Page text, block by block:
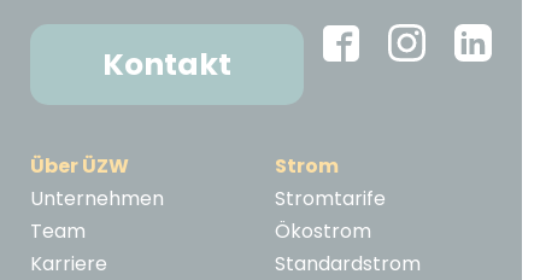
Kontakt
Über ÜZW
Unternehmen
Team
Karriere
Strom
Stromtarife
Ökostrom
Standardstrom